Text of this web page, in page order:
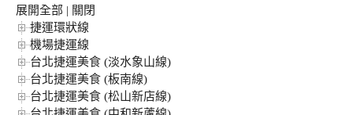
展開全部 | 關閉
捷運環狀線
機場捷運線
台北捷運美食 (淡水象山線)
台北捷運美食 (板南線)
台北捷運美食 (松山新店線)